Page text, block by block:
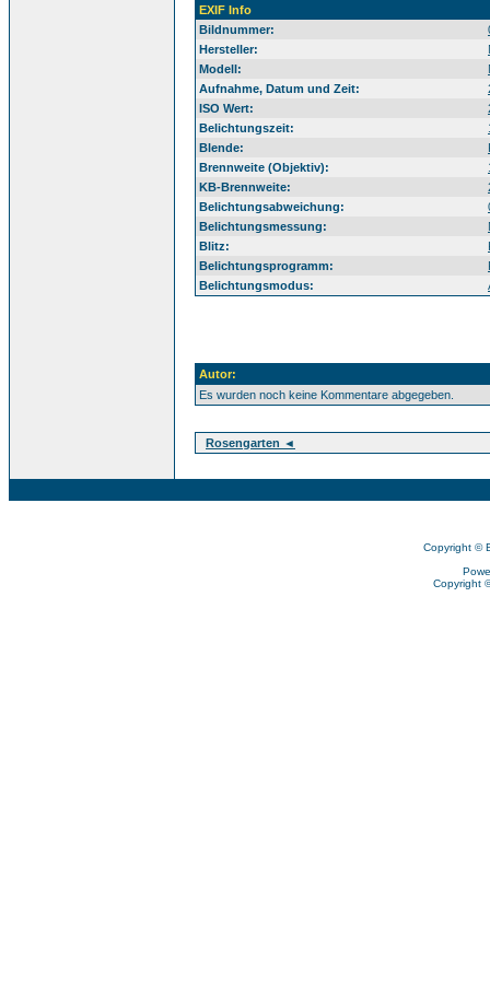
EXIF Info
Bildnummer:
Hersteller:
Modell:
Aufnahme, Datum und Zeit:
ISO Wert:
Belichtungszeit:
Blende:
Brennweite (Objektiv):
KB-Brennweite:
Belichtungsabweichung:
Belichtungsmessung:
Blitz:
Belichtungsprogramm:
Belichtungsmodus:
Autor:
Es wurden noch keine Kommentare abgegeben.
Rosengarten ◄
Copyright ©
Copyright